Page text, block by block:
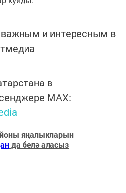
и интересным в
в
MАХ:
яңалыкларын
да белә аласыз